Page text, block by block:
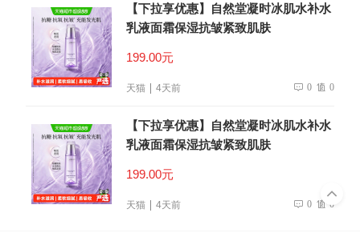
【下拉享优惠】自然堂凝时冰肌水补水
乳液面霜保湿抗皱紧致肌肤
199.00元
天猫 4天前 0 0
【下拉享优惠】自然堂凝时冰肌水补水
乳液面霜保湿抗皱紧致肌肤
199.00元
天猫 4天前 0 0